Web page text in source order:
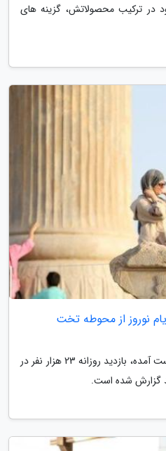
در ترکیب محصولاتش، گزینه های
نفر در ایام نوروز از محوطه تخت
ایلنا/ براساس آخرین خبرهای بدست آمده، بازدید روزانه 23 هزار نفر در
گزارش شده است.